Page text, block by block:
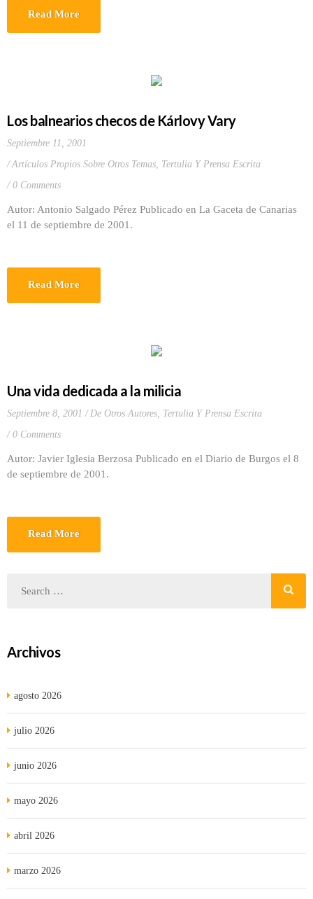
Read More
Los balnearios checos de Kárlovy Vary
Septiembre 11, 2001
Artículos Propios Sobre Otros Temas, Tertulia Y Prensa Escrita
0 Comments
Autor: Antonio Salgado Pérez Publicado en La Gaceta de Canarias
el 11 de septiembre de 2001.
Read More
Una vida dedicada a la milicia
Septiembre 8, 2001 De Otros Autores, Tertulia Y Prensa Escrita
0 Comments
Autor: Javier Iglesia Berzosa Publicado en el Diario de Burgos el 8
de septiembre de 2001.
Read More
Archivos
agosto 2026
julio 2026
junio 2026
mayo 2026
abril 2026
marzo 2026